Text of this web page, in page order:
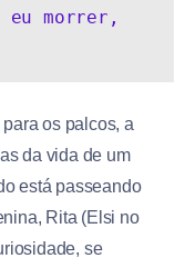
eu morrer,
os palcos, a
da vida de um
está passeando
Rita (Elsi no
se